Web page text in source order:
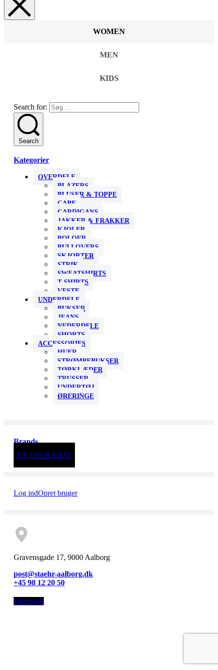
WOMEN
MEN
KIDS
Search for:
Search
Kategorier
OVERDELE
BLAZERS
BLUSER & TOPPE
CAPE
CARDIGANS
JAKKER & FRAKKER
KJOLER
POLOER
PULLOVERS
SKJORTER
STRIK
SWEATSHIRTS
T-SHIRTS
VESTE
UNDERDELE
BUKSER
JEANS
NEDERDELE
SHORTS
ACCESSORIES
HUER
STRØMPEBUKSER
TØRKLÆDER
TRUSSER
UNDERTØJ
ØRERINGE
Brands
FÅ 10% RABAT
Log indOpret bruger
Gravensgade 17, 9000 Aalborg
post@staehr-aalborg.dk
+45 98 12 20 50
Facebook